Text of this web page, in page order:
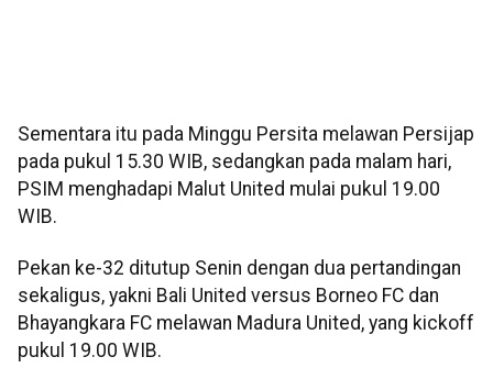
Sementara itu pada Minggu Persita melawan Persijap
pada pukul 15.30 WIB, sedangkan pada malam hari,
PSIM menghadapi Malut United mulai pukul 19.00
WIB.
Pekan ke-32 ditutup Senin dengan dua pertandingan
sekaligus, yakni Bali United versus Borneo FC dan
Bhayangkara FC melawan Madura United, yang kickoff
pukul 19.00 WIB.